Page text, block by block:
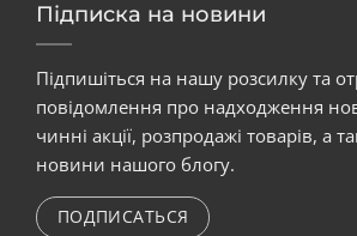
Підписка на новини
Підпишіться на нашу розсилку та
повідомлення про надходження
чинні акції, розпродажі товарів, а
новини нашого блогу.
ПОДПИСАТЬСЯ